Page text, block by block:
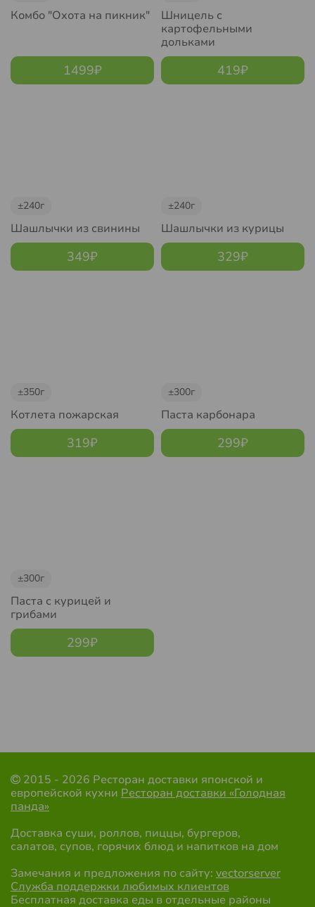
Комбо "Охота на пикник"
1499₽
Шницель с
картофельными
дольками
419₽
±240г
Шашлычки из свинины
349₽
±240г
Шашлычки из курицы
329₽
±350г
Котлета пожарская
319₽
±300г
Паста карбонара
299₽
±300г
Паста с курицей и
грибами
299₽
2015 - 2026 Ресторан доставки японской и
европейской кухни Ресторан доставки «Голодная
панда»
Доставка суши, роллов, пиццы, бургеров,
салатов, супов, горячих блюд и напитков на дом
Замечания и предложения по сайту: vectorserver
Служба поддержки любимых клиентов
Бесплатная доставка еды в отдельные районы